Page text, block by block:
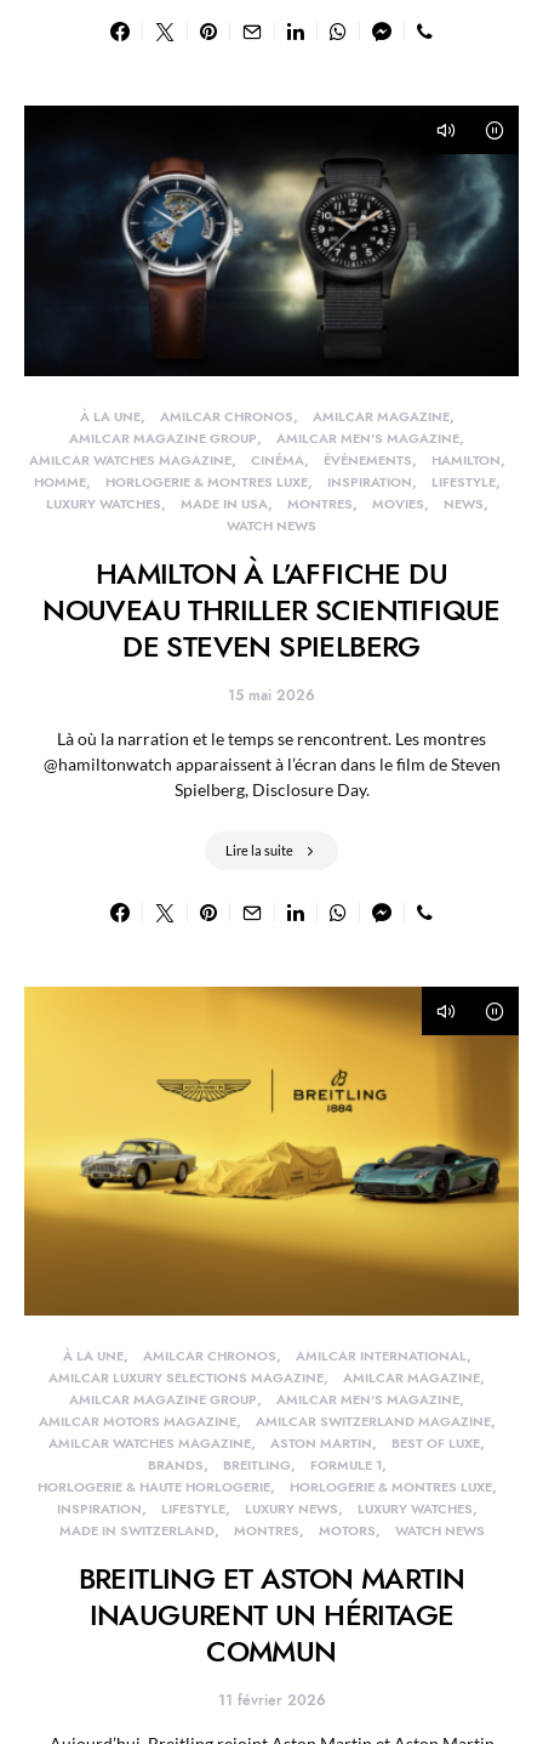
À LA UNE AMILCAR CHRONOS
AMILCAR MAGAZINE
AMILCAR MAGAZINE GROUP
AMILCAR MEN'S MAGAZINE
AMILCAR WATCHES MAGAZINE
CINÉMA ÉVÉNEMENTS
HAMILTON
HOMME
HORLOGERIE & MONTRES LUXE INSPIRATION
LIFESTYLE
LUXURY WATCHES
MADE IN USA MONTRES MOVIES
NEWS
WATCH NEWS
HAMILTON À L’AFFICHE DU
NOUVEAU THRILLER SCIENTIFIQUE
DE STEVEN SPIELBERG
15 mai 2026
Là où la narration et le temps se rencontrent. Les montres
@hamiltonwatch apparaissent à l’écran dans le film de Steven
Spielberg, Disclosure Day.
Lire la suite
À LA UNE AMILCAR CHRONOS
AMILCAR INTERNATIONAL
AMILCAR LUXURY SELECTIONS MAGAZINE
AMILCAR MAGAZINE
AMILCAR MAGAZINE GROUP
AMILCAR MEN'S MAGAZINE
AMILCAR MOTORS MAGAZINE
AMILCAR SWITZERLAND MAGAZINE
AMILCAR WATCHES MAGAZINE
ASTON MARTIN
BEST OF LUXE
BRANDS
BREITLING
FORMULE 1
HORLOGERIE & HAUTE HORLOGERIE
HORLOGERIE & MONTRES LUXE
INSPIRATION
LIFESTYLE LUXURY NEWS
LUXURY WATCHES
MADE IN SWITZERLAND
MONTRES MOTORS WATCH NEWS
BREITLING ET ASTON MARTIN
INAUGURENT UN HÉRITAGE
COMMUN
11 février 2026